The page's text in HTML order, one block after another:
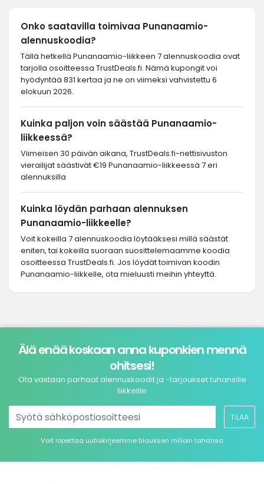
Onko saatavilla toimivaa Punanaamio-
alennuskoodia?
Tällä hetkellä Punanaamio-liikkeen 7 alennuskoodia ovat
tarjolla osoitteessa TrustDeals.fi. Nämä kupongit voi
hyödyntää 831 kertaa ja ne on viimeksi vahvistettu 6
elokuun 2026.
Kuinka paljon voin säästää Punanaamio-
liikkeessä?
Viimeisen 30 päivän aikana, TrustDeals.fi-nettisivuston
vierailijat säästivät €19 Punanaamio-liikkeessä 7 eri
alennuksilla
Kuinka löydän parhaan alennuksen
Punanaamio-liikkeelle?
Voit kokeilla 7 alennuskoodia löytääksesi millä säästät
eniten, tai kokeilla suoraan suosittelemaamme koodia
osoitteessa TrustDeals.fi. Jos löydät toimivan koodin
Punanaamio-liikkelle, ota mieluusti meihin yhteyttä.
Älä enää koskaan anna kuponkien mennä
ohitsesi!
Ota vastaan parhaat alennuskoodit ja -tarjoukset tuhansille
liikkeille
TILAA
Voit lopettaa uutiskirjeemme tilauksen milloin tahansa